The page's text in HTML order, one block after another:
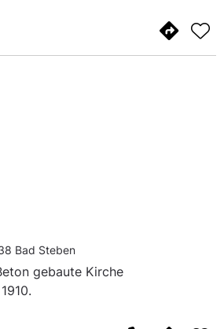
Bad Steben
gebaute Kirche